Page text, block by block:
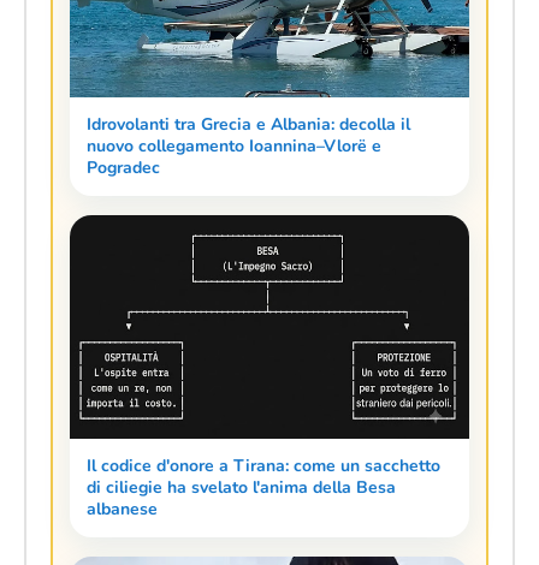
Idrovolanti tra Grecia e Albania: decolla il
nuovo collegamento Ioannina–Vlorë e
Pogradec
Il codice d'onore a Tirana: come un sacchetto
di ciliegie ha svelato l'anima della Besa
albanese